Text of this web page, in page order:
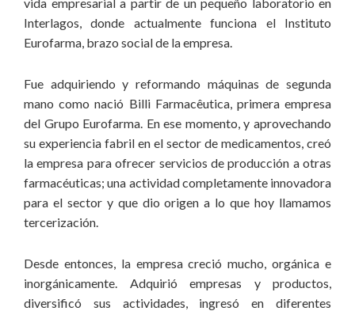
Interlagos, donde actualmente funciona el Instituto
Eurofarma, brazo social de la empresa.
Fue adquiriendo y reformando máquinas de segunda
mano como nació Billi Farmacêutica, primera empresa
del Grupo Eurofarma. En ese momento, y aprovechando
su experiencia fabril en el sector de medicamentos, creó
la empresa para ofrecer servicios de producción a otras
farmacéuticas; una actividad completamente innovadora
para el sector y que dio origen a lo que hoy llamamos
tercerización.
Desde entonces, la empresa creció mucho, orgánica e
inorgánicamente. Adquirió empresas y productos,
diversificó sus actividades, ingresó en diferentes